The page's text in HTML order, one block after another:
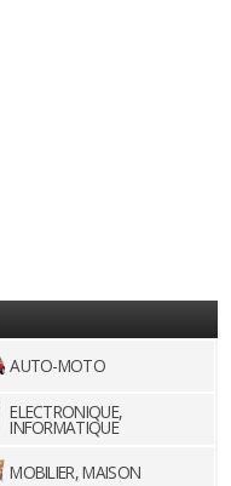
AUTO-MOTO
ELECTRONIQUE,
INFORMATIQUE
MOBILIER, MAISON